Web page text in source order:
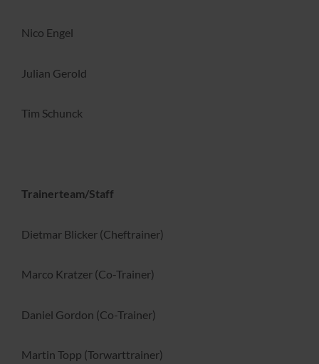
Nico Engel
Julian Gerold
Tim Schunck
Trainerteam/Staff
Dietmar Blicker (Cheftrainer)
Marco Kratzer (Co-Trainer)
Daniel Gordon (Co-Trainer)
Martin Topp (Torwarttrainer)